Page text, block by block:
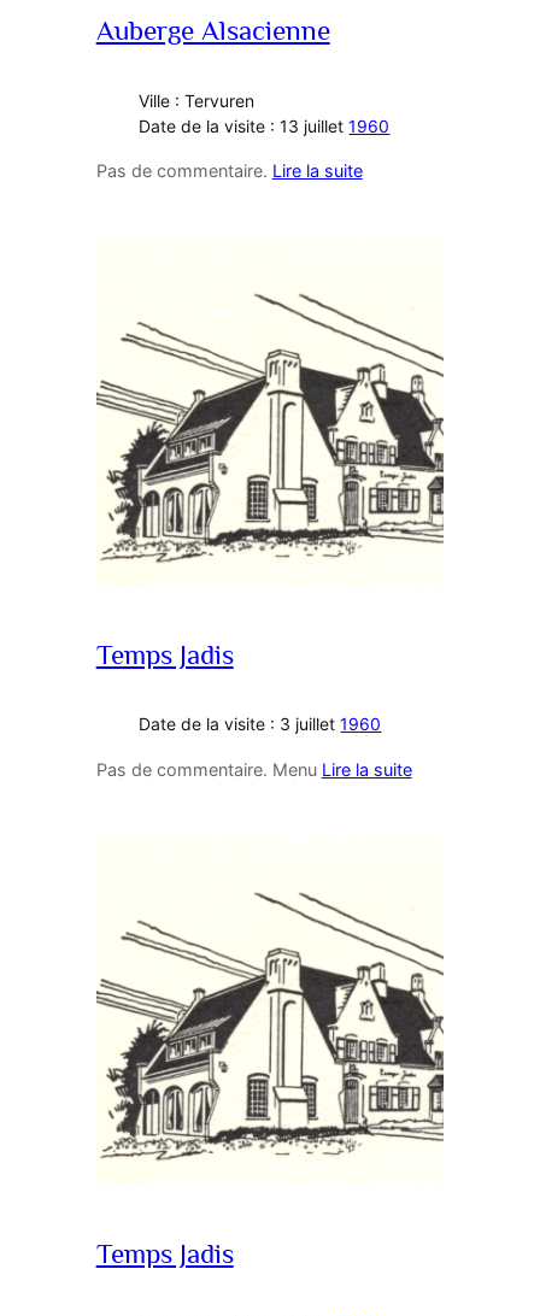
Auberge Alsacienne
Ville : Tervuren
Date de la visite : 13 juillet1960
Pas de commentaire. Lire la suite
Temps Jadis
Date de la visite : 3 juillet1960
Pas de commentaire. Menu Lire la suite
Temps Jadis